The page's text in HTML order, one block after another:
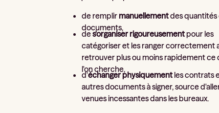
de remplir manuellementdes quantités
documents,
des'organiser rigoureusement pour les
catégoriser et les ranger correctement
retrouver plus ou moins rapidement ce
l'on cherche,
d'échanger physiquement les contrats
autres documents à signer, source
venues incessantes dans les bureaux.